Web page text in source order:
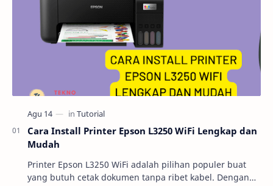
Cara Install Printer Epson L3250 WiFi Lengkap dan
Mudah
Printer Epson L3250 WiFi adalah pilihan populer buat
yang butuh cetak dokumen tanpa ribet kabel. Dengan